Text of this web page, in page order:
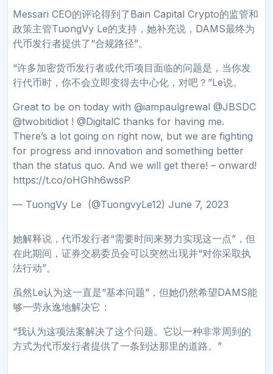
Messari CEO的评论得到了Bain Capital Crypto的监管和
政策主管TuongVy Le的支持，她补充说，DAMS最终为
代币发行者提供了“合规路径”。
“许多加密货币发行者或代币项目面临的问题是，当你发
行代币时，你不会立即变得去中心化，对吧？”Le说。
Great to be on today with @iampaulgrewal @JBSDC
@twobitidiot ! @DigitalC thanks for having me.
There’s a lot going on right now, but we are fighting
for progress and innovation and something better
than the status quo. And we will get there! – onward!
https://t.co/oHGhh6wssP
— TuongVy Le ️ (@TuongvyLe12) June 7, 2023
她解释说，代币发行者“需要时间来努力实现这一点”，但
在此期间，证券交易委员会可以突然出现并“对你采取执
法行动”。
虽然Le认为这一直是“基本问题”，但她仍然希望DAMS能
够一劳永逸地解决它：
“我认为这项法案解决了这个问题。它以一种非常周到的
方式为代币发行者提供了一条到达那里的道路。”